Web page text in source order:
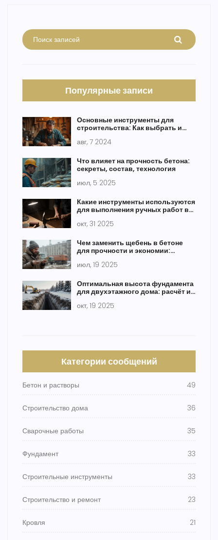
Популярные записи
Основные инструменты для
строительства: Как выбрать и
авг, 7 2024
Что влияет на прочность бетона:
секреты, состав, технология
июл, 5 2025
Какие инструменты используются
для выполнения ручных работ в
окт, 31 2025
Чем заменить щебень в бетоне
для прочности и экономии:
июл, 19 2025
Оптимальная высота фундамента
для двухэтажного дома: расчёт и
окт, 19 2025
Категории сообщений
Бетон и растворы 49
Строительство дома 36
Сварочные работы 35
Фундамент 33
Строительные инструменты 33
Строительство и ремонт 23
Кровля 21